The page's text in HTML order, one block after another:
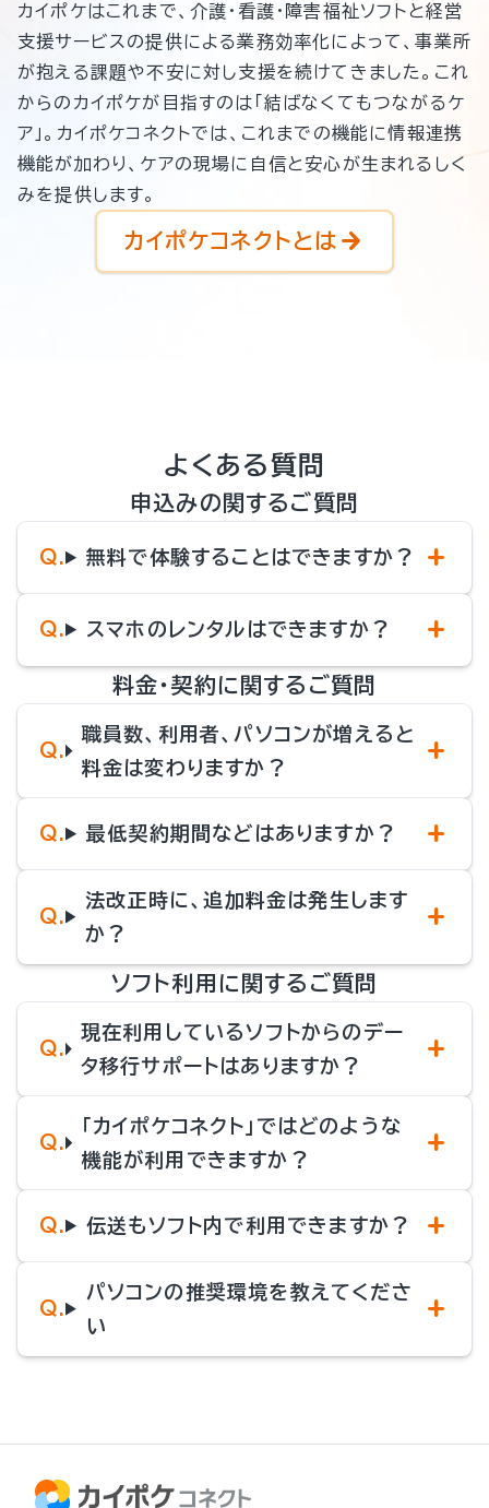
カイポケはこれまで、介護・看護・障害福祉ソフトと経営
支援サービスの提供による業務効率化によって、事業所
が抱える課題や不安に対し支援を続けてきました。これ
からのカイポケが目指すのは「結ばなくてもつながるケ
ア」。カイポケコネクトでは、これまでの機能に情報連携
機能が加わり、ケアの現場に自信と安心が生まれるしく
みを提供します。
カイポケコネクトとは
よくある質問
申込みの関するご質問
無料で体験することはできますか？
スマホのレンタルはできますか？
料金・契約に関するご質問
職員数、利用者、パソコンが増えると
料金は変わりますか？
最低契約期間などはありますか？
法改正時に、追加料金は発生します
か？
ソフト利用に関するご質問
現在利用しているソフトからのデー
タ移行サポートはありますか？
「カイポケコネクト」ではどのような
機能が利用できますか？
伝送もソフト内で利用できますか？
パソコンの推奨環境を教えてくださ
い